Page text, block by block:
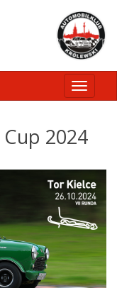
Toggle
2024